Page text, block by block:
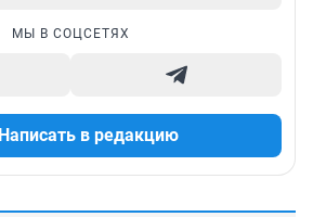
МЫ В СОЦСЕТЯХ
Написать в редакцию